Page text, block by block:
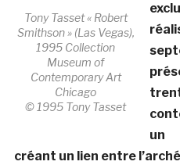
Tony Tasset « Robert
Smithson » (Las Vegas),
1995 Collection
Museum of
Contemporary Art
Chicago
© 1995 Tony Tasset
un
créant un lien entre